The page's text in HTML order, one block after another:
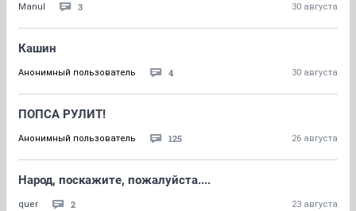
Manul 3 30 августа
Кашин
Анонимный пользователь 4 30 августа
ПОПСА РУЛИТ!
Анонимный пользователь 125 26 августа
Народ, поскажите, пожалуйста....
quer 2 23 августа